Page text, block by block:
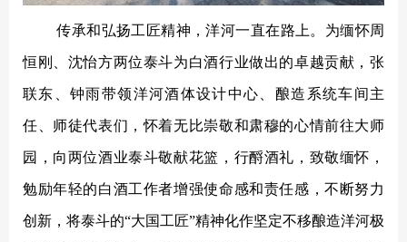
传承和弘扬工匠精神，洋河一直在路上。为缅怀周
恒刚、沈怡方两位泰斗为白酒行业做出的卓越贡献，张
联东、钟雨带领洋河酒体设计中心、酿造系统车间主
任、师徒代表们，怀着无比崇敬和肃穆的心情前往大师
园，向两位酒业泰斗敬献花篮，行酹酒礼，致敬缅怀，
勉励年轻的白酒工作者增强使命感和责任感，不断努力
创新，将泰斗的“大国工匠”精神化作坚定不移酿造洋河极